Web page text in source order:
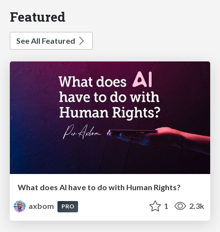
Featured
See All Featured
What does AI have to do with Human Rights?
axbom
PRO 1 2.3k